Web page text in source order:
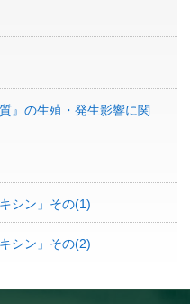
』の生殖・発生影響に関
シン」その(1)
シン」その(2)